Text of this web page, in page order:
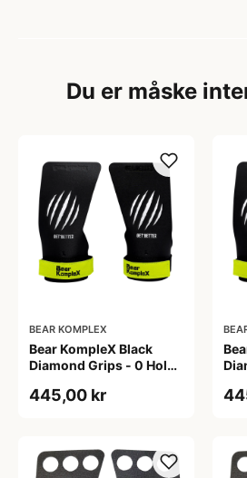
Du er måske
BEAR KOMPLEX
Bear KompleX Black
Diamond Grips - 0 Hole
445,00 kr